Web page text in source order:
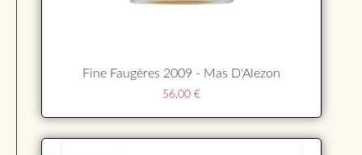
Fine Faugères 2009 - Mas D'Alezon
56,00 €